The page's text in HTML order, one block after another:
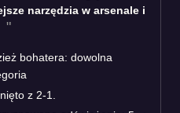
narzędzia w arsenale i
bohatera: dowolna
z 2-1.